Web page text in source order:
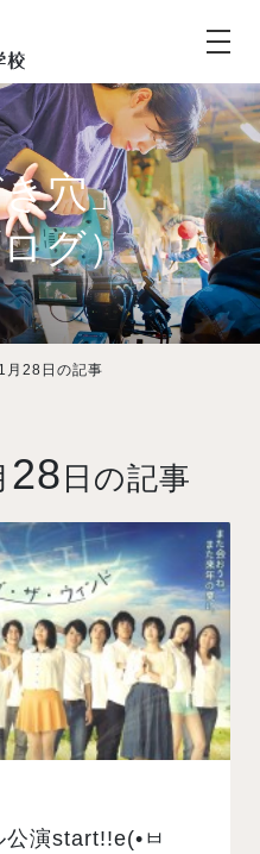
穴」
ログ）
月28日の記事
28 日の記事